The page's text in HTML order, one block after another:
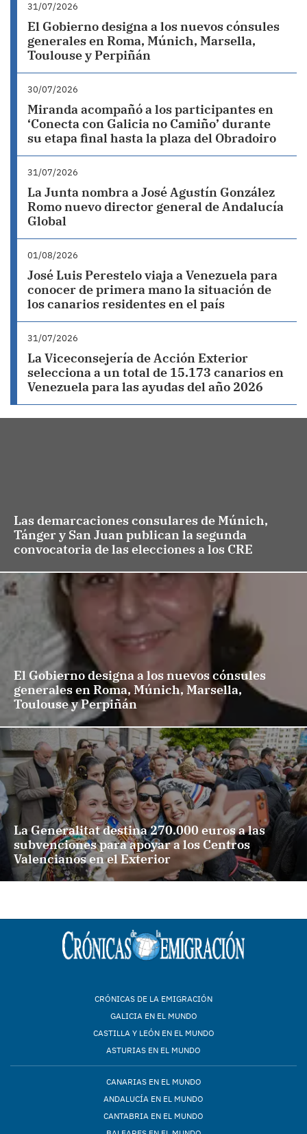
31/07/2026
El Gobierno designa a los nuevos cónsules
generales en Roma, Múnich, Marsella,
Toulouse y Perpiñán
30/07/2026
Miranda acompañó a los participantes en
‘Conecta con Galicia no Camiño’ durante
su etapa final hasta la plaza del Obradoiro
31/07/2026
La Junta nombra a José Agustín González
Romo nuevo director general de Andalucía
Global
01/08/2026
José Luis Perestelo viaja a Venezuela para
conocer de primera mano la situación de
los canarios residentes en el país
31/07/2026
La Viceconsejería de Acción Exterior
selecciona a un total de 15.173 canarios en
Venezuela para las ayudas del año 2026
Las demarcaciones consulares de Múnich,
Tánger y San Juan publican la segunda
convocatoria de las elecciones a los CRE
El Gobierno designa a los nuevos cónsules
generales en Roma, Múnich, Marsella,
Toulouse y Perpiñán
La Generalitat destina 270.000 euros a las
subvenciones para apoyar a los Centros
Valencianos en el Exterior
CRÓNICAS DE LA EMIGRACIÓN
GALICIA EN EL MUNDO
CASTILLA Y LEÓN EN EL MUNDO
ASTURIAS EN EL MUNDO
CANARIAS EN EL MUNDO
ANDALUCÍA EN EL MUNDO
CANTABRIA EN EL MUNDO